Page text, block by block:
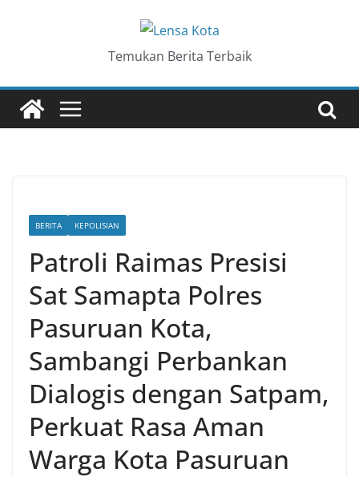
Temukan Berita Terbaik
BERITA KEPOLISIAN
Patroli Raimas Presisi
Sat Samapta Polres
Pasuruan Kota,
Sambangi Perbankan
Dialogis dengan Satpam,
Perkuat Rasa Aman
Warga Kota Pasuruan